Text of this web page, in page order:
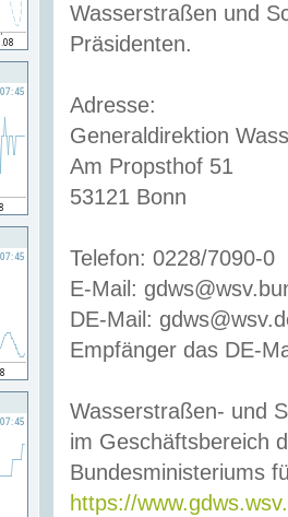
Wasserstraßen und
Präsidenten.
Adresse:
Generaldirektion
Am Propsthof 51
53121 Bonn
Telefon: 0228/7090-0
E-Mail:
DE-Mail:
Empfänger das DE-
Wasserstraßen- und
im Geschäftsbereich
Bundesministeriums
https://